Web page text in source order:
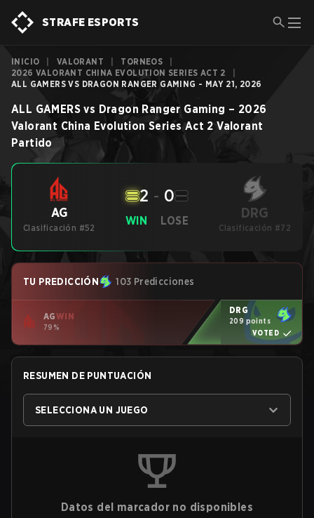
STRAFE ESPORTS
INICIO VALORANT TORNEOS
2026 VALORANT CHINA EVOLUTION SERIES ACT 2
ALL GAMERS VS DRAGON RANGER GAMING - MAY 21, 2026
ALL GAMERS vs Dragon Ranger Gaming – 2026
Valorant China Evolution Series Act 2 Valorant
Partido
AG
Clasificación #52
WIN
2 - 0
LOSE DRG
Clasificación #72
TU PREDICCIÓN 103 Predicciones
AGWIN
79%
DRG
209 points
VOTED
RESUMEN DE PUNTUACIÓN
SELECCIONA UN JUEGO
Datos del marcador no disponibles